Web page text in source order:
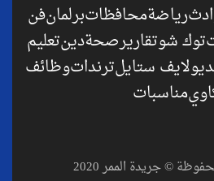
رياضةمحافظاتبرلمانفن
توك شوتقاريرصحةدينتعليم
لايف ستايلترنداتوظائف
مناسبات
© جريدة الممر 2020